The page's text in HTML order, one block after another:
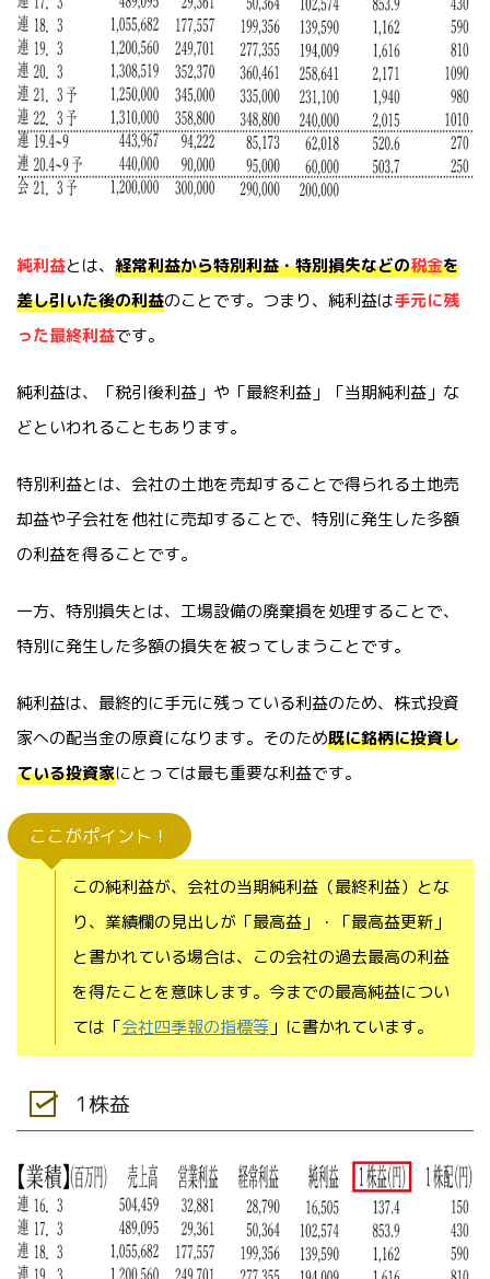
純利益とは、 経常利益から特別利益・特別損失などの税金を
差し引いた後の利益のことです。つまり、純利益は手元に残
った最終利益です。
純利益は、「税引後利益」や「最終利益」「当期純利益」な
どといわれることもあります。
特別利益とは、会社の土地を売却することで得られる土地売
却益や子会社を他社に売却することで、特別に発生した多額
の利益を得ることです。
一方、特別損失とは、工場設備の廃棄損を処理することで、
特別に発生した多額の損失を被ってしまうことです。
純利益は、最終的に手元に残っている利益のため、株式投資
家への配当金の原資になります。そのため既に銘柄に投資し
ている投資家にとっては最も重要な利益です。
ここがポイント！
この純利益が、会社の当期純利益（最終利益）とな
り、業績欄の見出しが「最高益」・「最高益更新」
と書かれている場合は、この会社の過去最高の利益
を得たことを意味します。今までの最高純益につい
ては「会社四季報の指標等 」に書かれています。
1株益